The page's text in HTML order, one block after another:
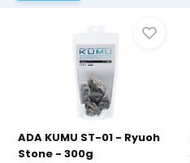
ADA KUMU ST-01 - Ryuoh
Stone - 300g